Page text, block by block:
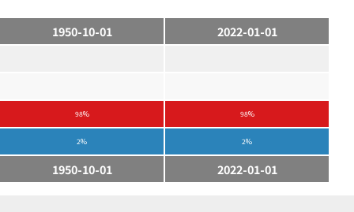
1950-10-01 2022-01-01
98% 98%
2% 2%
1950-10-01 2022-01-01